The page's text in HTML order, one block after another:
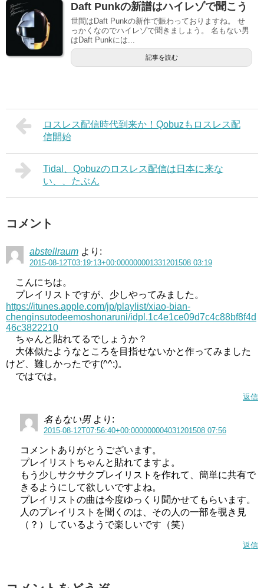
Daft Punkの新譜はハイレゾで聞こう
世間はDaft Punkの新作で賑わっておりますね。 せ
っかくなのでハイレゾで聞きましょう。 名もない男
はDaft Punkには...
記事を読む
ロスレス配信時代到来か！Qobuzもロスレス配
信開始
Tidal、Qobuzのロスレス配信は日本に来な
い、、たぶん
コメント
abstellraum より:
2015-08-12T03:19:13+00:000000001331201508 03:19
こんにちは。
プレイリストですが、少しやってみました。
https://itunes.apple.com/jp/playlist/xiao-bian-
chenginsutodeemoshonaruni/idpl.1c4e1ce09d7c4c88bf8f4d
46c3822210
ちゃんと貼れてるでしょうか？
大体似たようなところを目指せないかと作ってみました
けど、難しかったです(^^;)。
ではでは。
返信
名もない男 より:
2015-08-12T07:56:40+00:000000004031201508 07:56
コメントありがとうございます。
プレイリストちゃんと貼れてますよ。
もう少しサクサクプレイリストを作れて、簡単に共有で
きるようにして欲しいですよね。
プレイリストの曲は今度ゆっくり聞かせてもらいます。
人のプレイリストを聞くのは、その人の一部を覗き見
（？）しているようで楽しいです（笑）
返信